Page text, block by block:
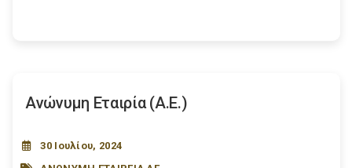
Ανώνυμη Εταιρία (Α.Ε.)
30 Ιουλίου, 2024